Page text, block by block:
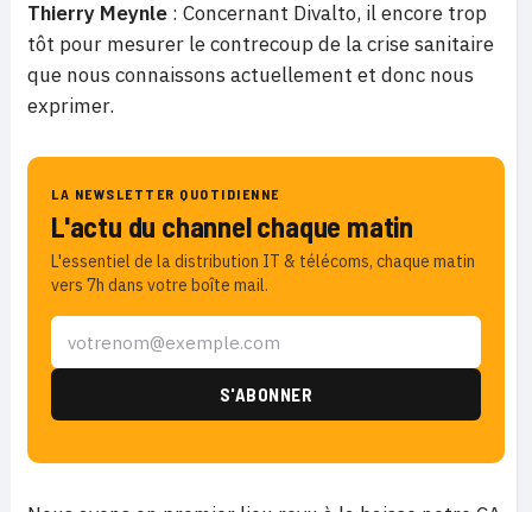
Thierry Meynle : Concernant Divalto, il encore trop
tôt pour mesurer le contrecoup de la crise sanitaire
que nous connaissons actuellement et donc nous
exprimer.
LA NEWSLETTER QUOTIDIENNE
L'actu du channel chaque matin
L'essentiel de la distribution IT & télécoms, chaque matin
vers 7h dans votre boîte mail.